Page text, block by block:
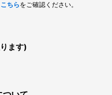
こちらをご確認ください。
ます)